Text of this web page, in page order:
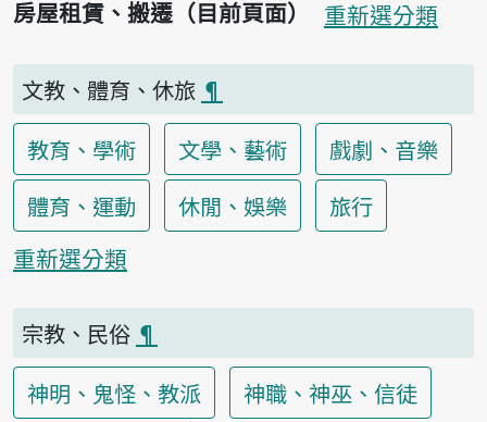
房屋租賃、搬遷（目前頁面）
重新選分類
文教、體育、休旅 ¶
教育、學術
文學、藝術
戲劇、音樂
體育、運動
休閒、娛樂
旅行
重新選分類
宗教、民俗 ¶
神明、鬼怪、教派
神職、神巫、信徒